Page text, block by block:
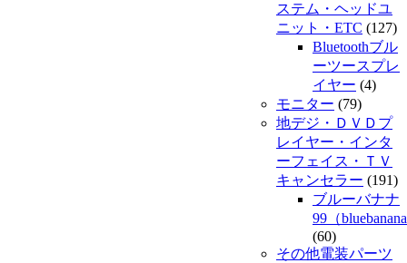
ステム・ヘッドユ
ニット・ETC (127)
Bluetoothブル
ーツースプレ
イヤー (4)
モニター (79)
地デジ・ＤＶＤプ
レイヤー・インタ
ーフェイス・ＴＶ
キャンセラー (191)
ブルーバナナ
99（
(60)
その他電装パーツ